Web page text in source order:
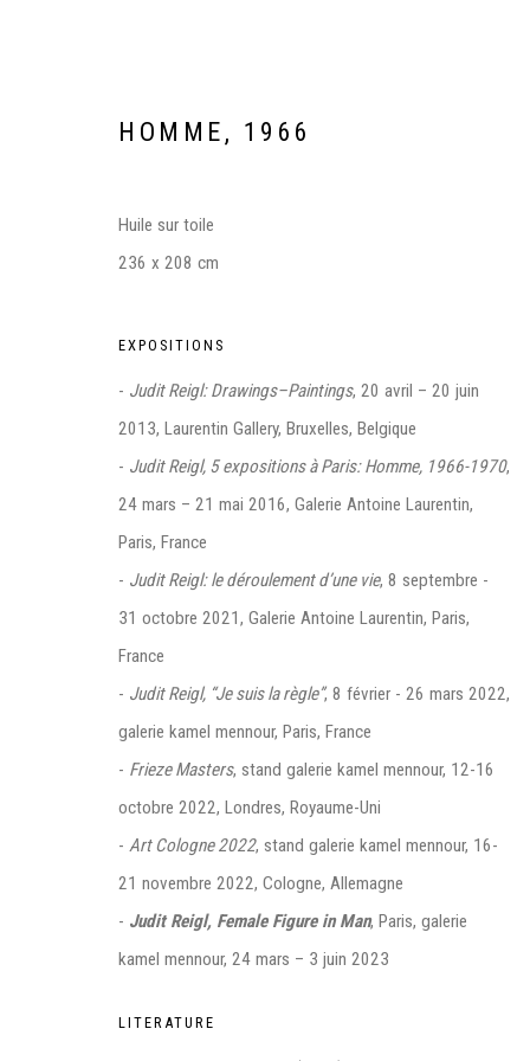
GALERIE KAMEL MENNOUR, PARIS
CONTACT : inventaire@judit-reigl.com
HOMME , 1966
Huile sur toile
236 x 208 cm
EXPOSITIONS
- Judit Reigl: Drawings–Paintings, 20 avril – 20 juin
2013, Laurentin Gallery, Bruxelles, Belgique
- Judit Reigl, 5 expositions à Paris: Homme, 1966-1970,
24 mars – 21 mai 2016, Galerie Antoine Laurentin,
Paris, France
- Judit Reigl: le déroulement d’une vie, 8 septembre -
31 octobre 2021, Galerie Antoine Laurentin, Paris,
France
- Judit Reigl, “Je suis la règle”, 8 février - 26 mars 2022,
galerie kamel mennour, Paris, France
- Frieze Masters, stand galerie kamel mennour, 12-16
octobre 2022, Londres, Royaume-Uni
- Art Cologne 2022, stand galerie kamel mennour, 16-
21 novembre 2022, Cologne, Allemagne
- Judit Reigl, Female Figure in Man, Paris, galerie
kamel mennour, 24 mars – 3 juin 2023
LITERATURE